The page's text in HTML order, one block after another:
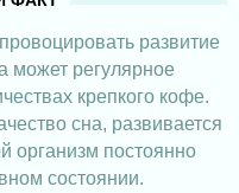
развитие
может регулярное
крепкого кофе.
сна, развивается
организм постоянно
состоянии.